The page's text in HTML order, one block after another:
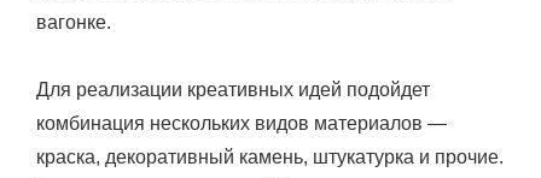
вагонке.
Для реализации креативных идей подойдет
комбинация нескольких видов материалов —
краска, декоративный камень, штукатурка и прочие.